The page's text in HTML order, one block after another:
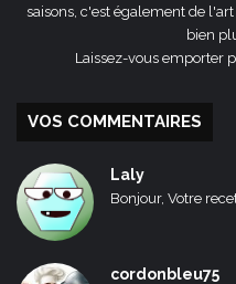
saisons, c'est également de
bien
Laissez-vous emporter
VOS COMMENTAIRES
Laly
Bonjour, Votre
cordonbleu75